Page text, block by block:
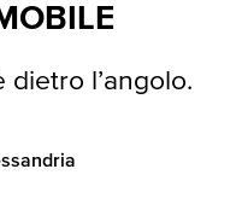
dietro l’angolo.